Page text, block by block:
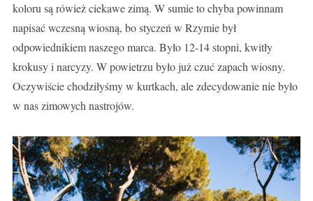
koloru są rówież ciekawe zimą. W sumie to chyba powinnam
napisać wczesną wiosną, bo styczeń w Rzymie był
odpowiednikiem naszego marca. Było 12-14 stopni, kwitły
krokusy i narcyzy. W powietrzu było już czuć zapach wiosny.
Oczywiście chodziłyśmy w kurtkach, ale zdecydowanie nie było
w nas zimowych nastrojów.